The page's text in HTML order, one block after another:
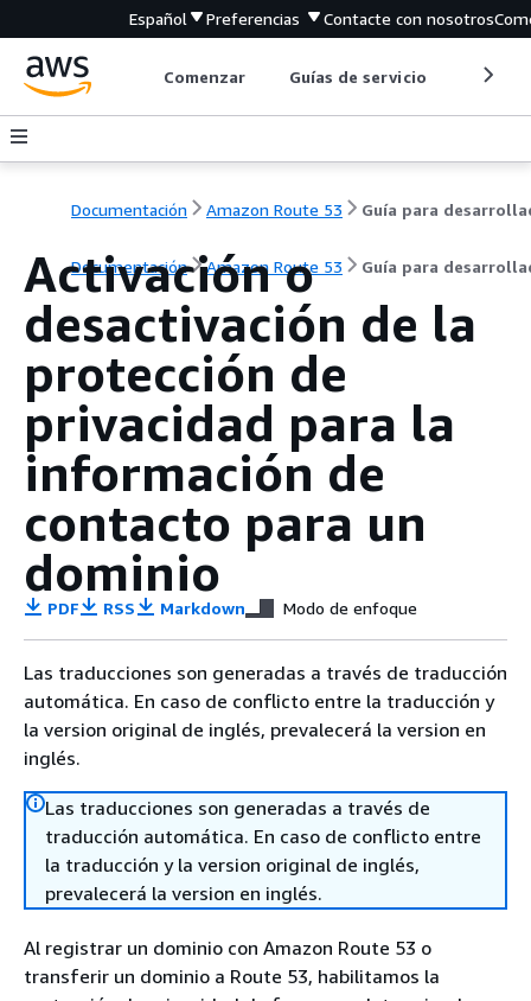
Español Preferencias Contacte con nosotros
Comenzar Guías de servicio
Documentación Amazon Route 53
Documentación Amazon Route 53 Guía para
Activación o
desactivación de la
protección de
privacidad para la
información de
contacto para un
dominio
PDF RSS Markdown Modo de enfoque
Las traducciones son generadas a través de traducción
automática. En caso de conflicto entre la traducción y
la version original de inglés, prevalecerá la version en
inglés.
Las traducciones son generadas a través de
traducción automática. En caso de conflicto entre
la traducción y la version original de inglés,
prevalecerá la version en inglés.
Al registrar un dominio con Amazon Route 53 o
transferir un dominio a Route 53, habilitamos la